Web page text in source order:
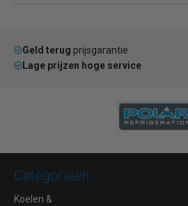
Geld terug prijsgarantie
Lage prijzen hoge service
Categorieën
Koelen &